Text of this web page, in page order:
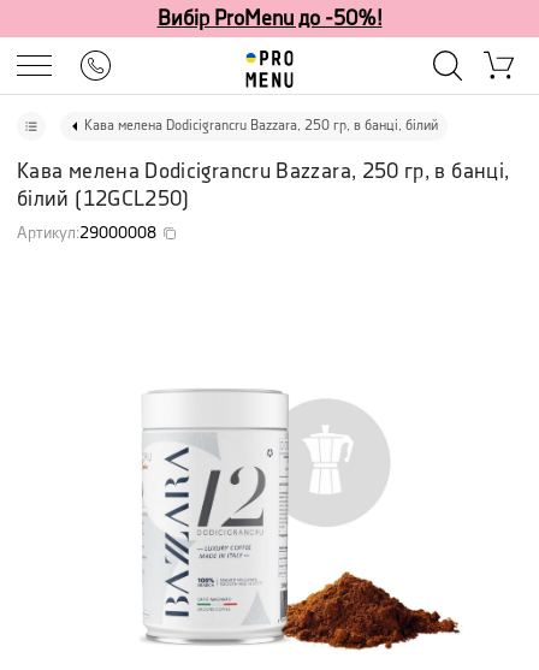
Вибір ProMenu до -50%!
Кава мелена Dodicigrancru Bazzara, 250 гр, в банці, білий
Кава мелена Dodicigrancru Bazzara, 250 гр, в банці,
білий (12GCL250)
Артикул:29000008